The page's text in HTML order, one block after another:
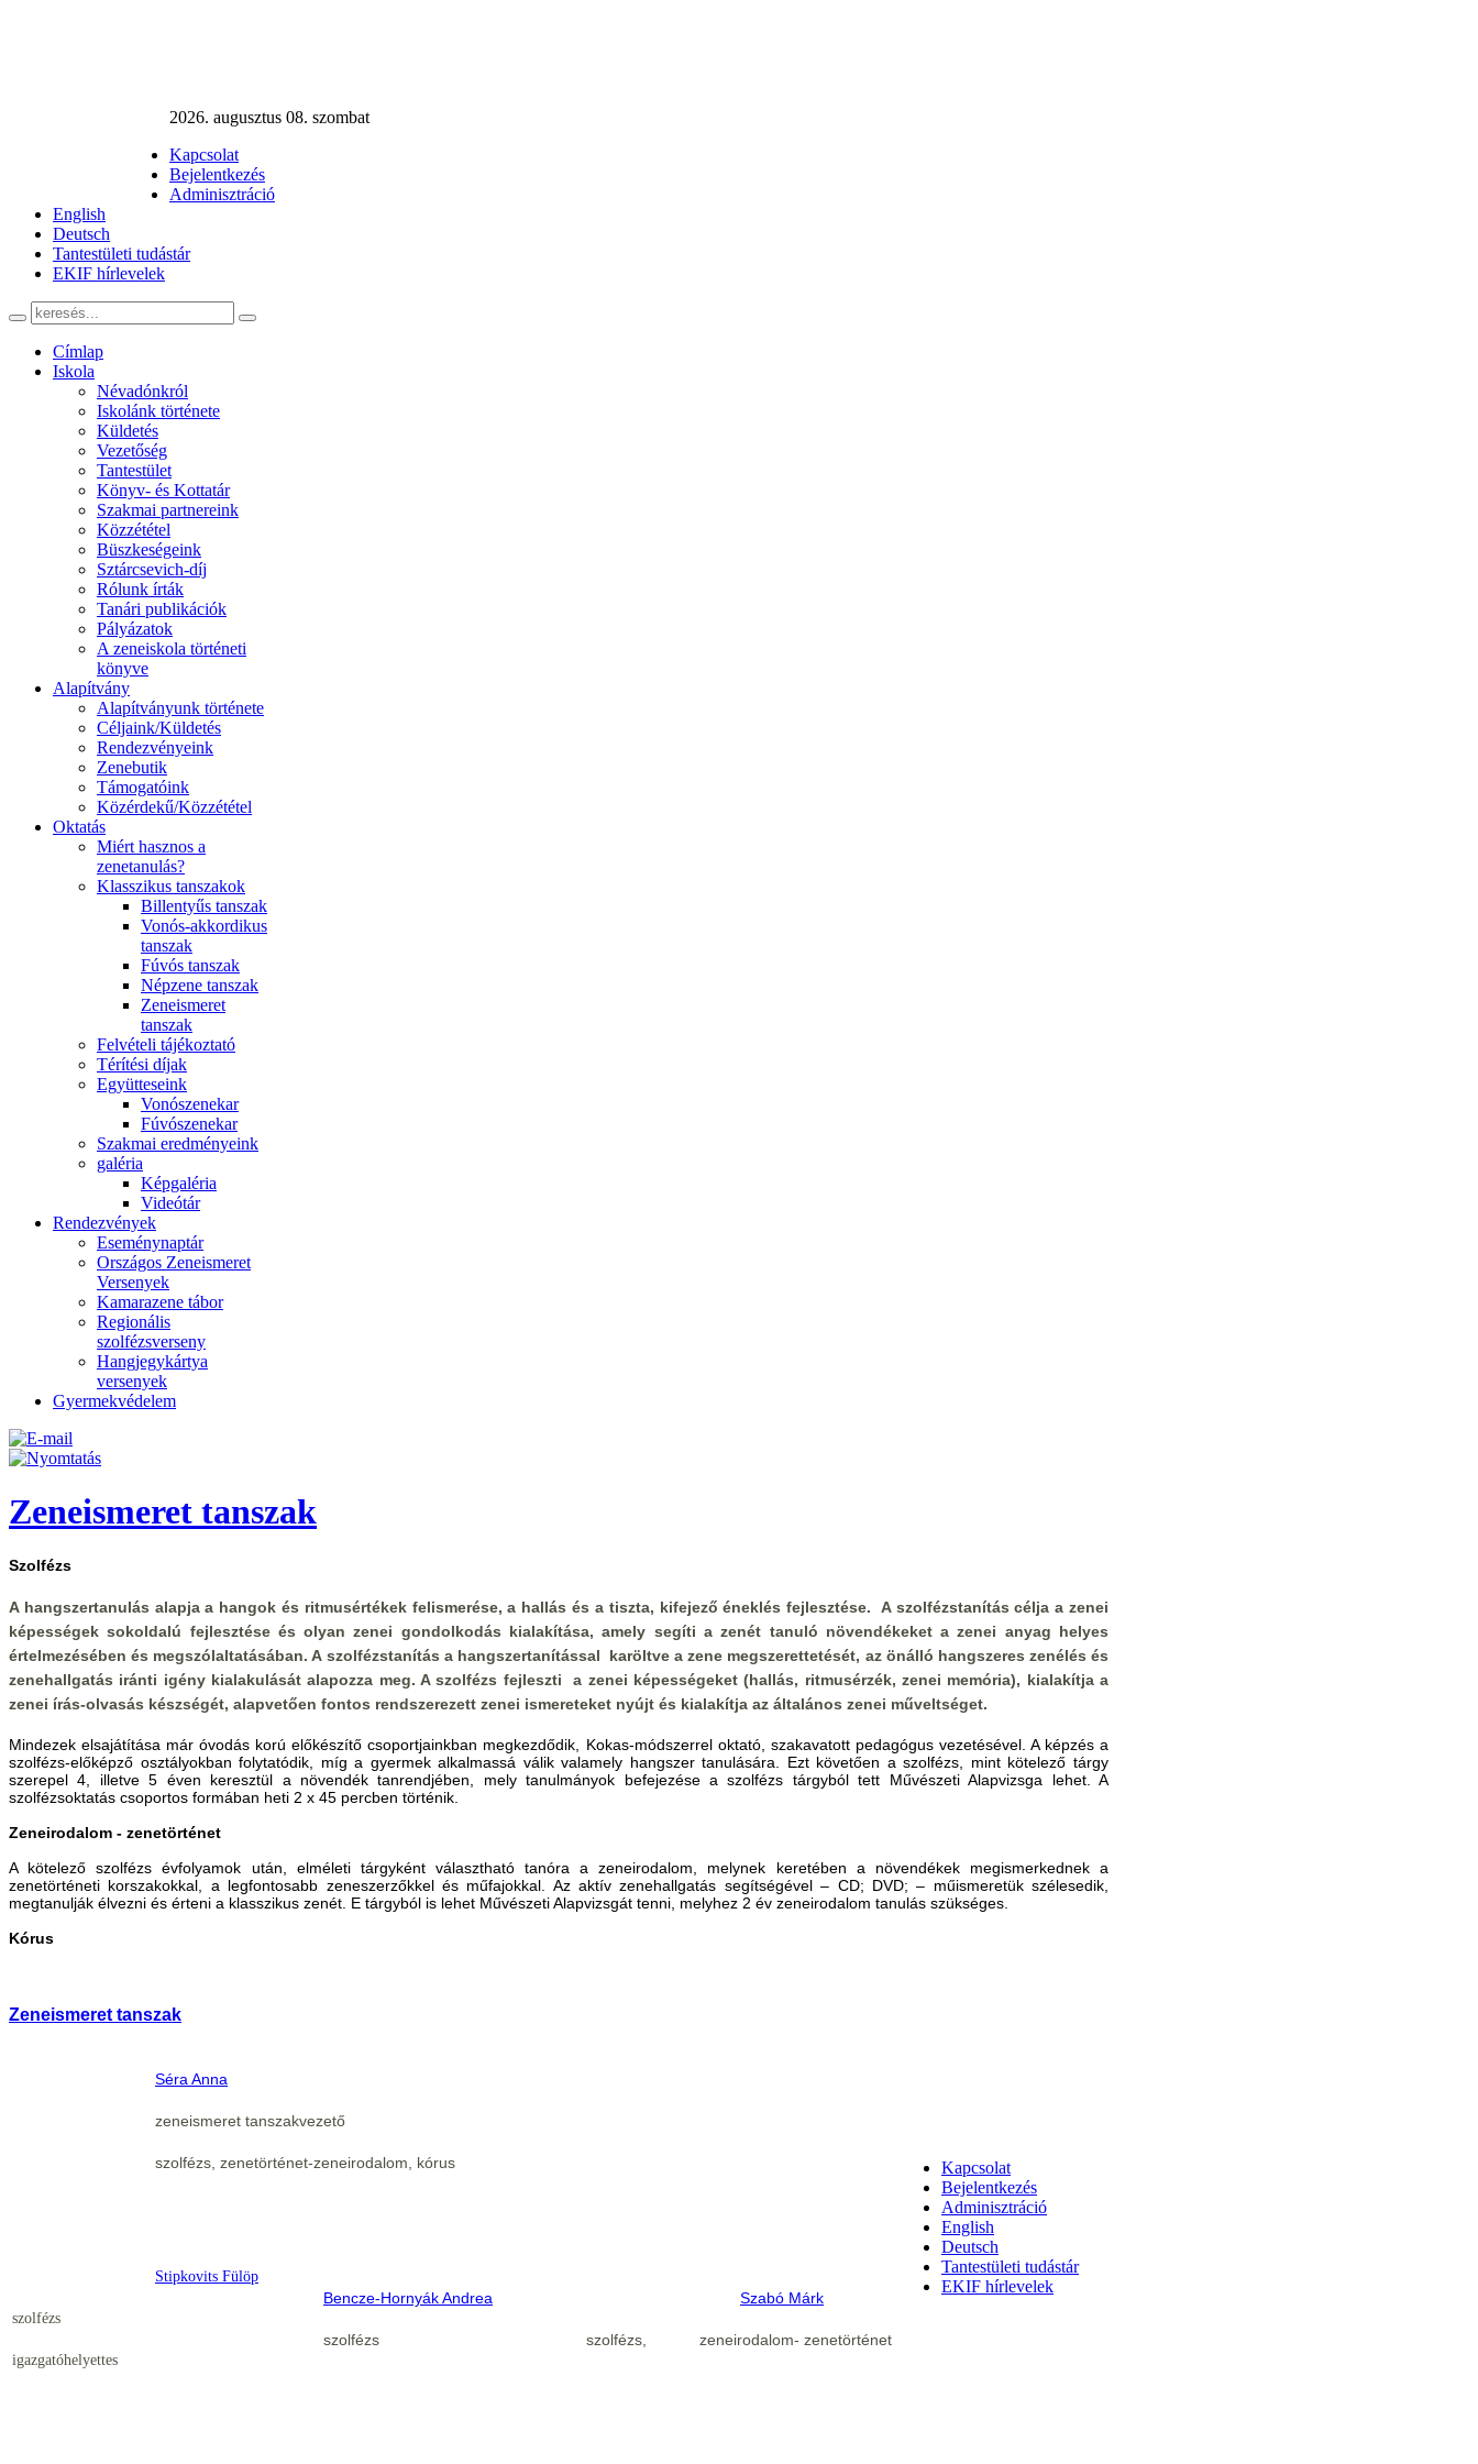
2026. augusztus 08. szombat
Kapcsolat
Bejelentkezés
Adminisztráció
English
Deutsch
Tantestületi tudástár
EKIF hírlevelek
Címlap
Iskola
Névadónkról
Iskolánk története
Küldetés
Vezetőség
Tantestület
Könyv- és Kottatár
Szakmai partnereink
Közzététel
Büszkeségeink
Sztárcsevich-díj
Rólunk írták
Tanári publikációk
Pályázatok
A zeneiskola történeti
könyve
Alapítvány
Alapítványunk története
Céljaink/Küldetés
Rendezvényeink
Zenebutik
Támogatóink
Közérdekű/Közzététel
Oktatás
Miért hasznos a
zenetanulás?
Klasszikus tanszakok
Billentyűs tanszak
Vonós-akkordikus
tanszak
Fúvós tanszak
Népzene tanszak
Zeneismeret
tanszak
Felvételi tájékoztató
Térítési díjak
Együtteseink
Vonószenekar
Fúvószenekar
Szakmai eredményeink
galéria
Képgaléria
Videótár
Rendezvények
Eseménynaptár
Országos Zeneismeret
Versenyek
Kamarazene tábor
Regionális
szolfézsverseny
Hangjegykártya
versenyek
Gyermekvédelem
Zeneismeret tanszak
Szolfézs
A hangszertanulás alapja a hangok és ritmusértékek felismerése, a hallás és a tiszta, kifejező éneklés fejlesztése. A szolfézstanítás célja a zenei
képességek sokoldalú fejlesztése és olyan zenei gondolkodás kialakítása, amely segíti a zenét tanuló növendékeket a zenei anyag helyes
értelmezésében és megszólaltatásában. A szolfézstanítás a hangszertanítással karöltve a zene megszerettetését, az önálló hangszeres zenélés és
zenehallgatás iránti igény kialakulását alapozza meg. A szolfézs fejleszti a zenei képességeket (hallás, ritmusérzék, zenei memória), kialakítja a
zenei írás-olvasás készségét, alapvetően fontos rendszerezett zenei ismereteket nyújt és kialakítja az általános zenei műveltséget.
Mindezek elsajátítása már óvodás korú előkészítő csoportjainkban megkezdődik, Kokas-módszerrel oktató, szakavatott pedagógus vezetésével. A képzés a
szolfézs-előképző osztályokban folytatódik, míg a gyermek alkalmassá válik valamely hangszer tanulására. Ezt követően a szolfézs, mint kötelező tárgy
szerepel 4, illetve 5 éven keresztül a növendék tanrendjében, mely tanulmányok befejezése a szolfézs tárgyból tett Művészeti Alapvizsga lehet. A
szolfézsoktatás csoportos formában heti 2 x 45 percben történik.
Zeneirodalom - zenetörténet
A kötelező szolfézs évfolyamok után, elméleti tárgyként választható tanóra a zeneirodalom, melynek keretében a növendékek megismerkednek a
zenetörténeti korszakokkal, a legfontosabb zeneszerzőkkel és műfajokkal. Az aktív zenehallgatás segítségével – CD; DVD; – műismeretük szélesedik,
megtanulják élvezni és érteni a klasszikus zenét. E tárgyból is lehet Művészeti Alapvizsgát tenni, melyhez 2 év zeneirodalom tanulás szükséges.
Kórus
Zeneismeret tanszak
Séra Anna
zeneismeret tanszakvezető
szolfézs, zenetörténet-zeneirodalom, kórus
Stipkovits Fülöp
szolfézs
igazgatóhelyettes
Bencze-Hornyák Andrea
szolfézs
Szabó Márk
szolfézs, zeneirodalom- zenetörténet
Kapcsolat
Bejelentkezés
Adminisztráció
English
Deutsch
Tantestületi tudástár
EKIF hírlevelek